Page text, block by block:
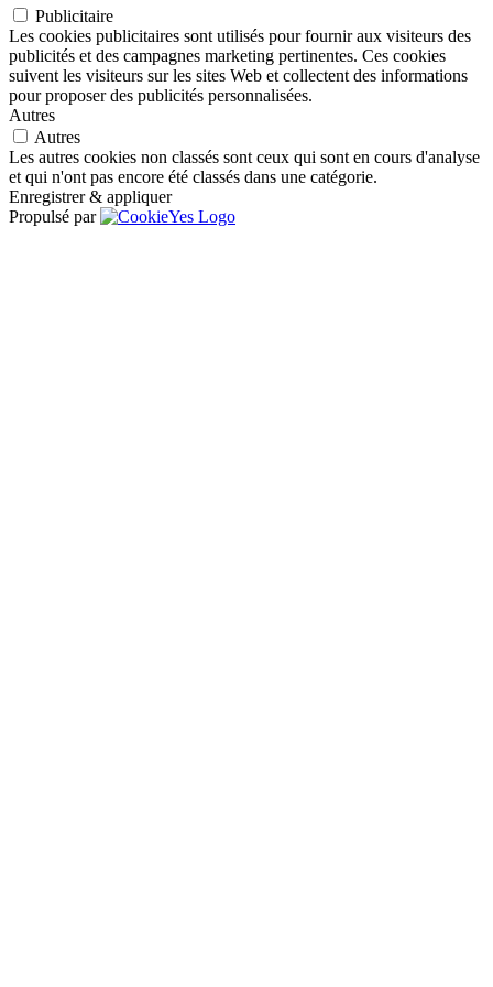
Publicitaire
Les cookies publicitaires sont utilisés pour fournir aux visiteurs des
publicités et des campagnes marketing pertinentes. Ces cookies
suivent les visiteurs sur les sites Web et collectent des informations
pour proposer des publicités personnalisées.
Autres
Autres
Les autres cookies non classés sont ceux qui sont en cours d'analyse
et qui n'ont pas encore été classés dans une catégorie.
Enregistrer & appliquer
Propulsé par